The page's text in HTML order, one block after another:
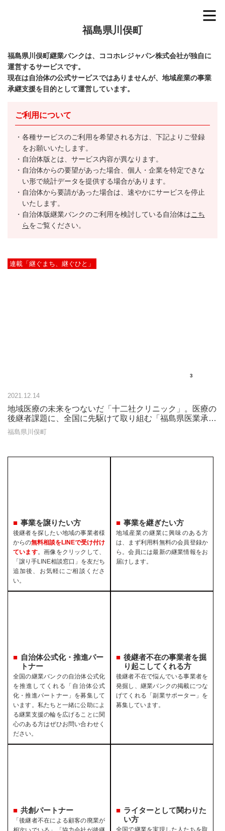
福島県川俣町
福島県川俣町継業バンクは、ココホレジャパン株式会社が独自に
運営するサービスです。
現在は自治体の公式サービスではありませんが、地域産業の事業
承継支援を目的として運営しています。
ご利用について
各種サービスのご利用を希望される方は、下記よりご登録
をお願いいたします。
自治体版とは、サービス内容が異なります。
自治体からの要望があった場合、個人・企業を特定できな
い形で統計データを提供する場合があります。
自治体から要請があった場合は、速やかにサービスを停止
いたします。
自治体版継業バンクのご利用を検討している自治体はこち
らをご覧ください。
3
連載「継ぐまち、継ぐひと」
2021.12.14
地域医療の未来をつないだ「十二社クリニック」。医療の
後継者課題に、全国に先駆けて取り組む「福島県医業承継
バンク®」
福島県川俣町
事業を譲りたい方
後継者を探したい地域の事業者様
からの無料相談をLINEで受け付け
ています。画像をクリックして、
「譲り手LINE相談窓口」を友だち
追加後、お気軽にご相談くださ
い。
事業を継ぎたい方
地域産業の継業に興味のある方
は、まず利用料無料の会員登録か
ら。会員には最新の継業情報をお
届けします。
自治体公式化・推進パー
トナー
全国の継業バンクの自治体公式化
を推進してくれる「自治体公式
化・推進パートナー」を募集して
います。私たちと一緒に公助によ
る継業支援の輪を広げることに関
心のある方はぜひお問い合わせく
ださい。
後継者不在の事業者を掘
り起こしてくれる方
後継者不在で悩んでいる事業者を
発掘し、継業バンクの掲載につな
げてくれる「副業サポーター」を
募集しています。
共創パートナー
「後継者不在による顧客の廃業が
ライターとして関わりた
い方